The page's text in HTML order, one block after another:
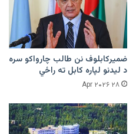
ضمیرکابلوف نن طالب چارواکو سره
د لیدنو لپاره کابل ته راځي
۲۸ Apr ۲۰۲۶